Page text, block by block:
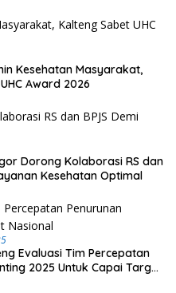
Kesehatan Masyarakat,
Award 2026
Dorong Kolaborasi RS dan
Kesehatan Optimal
Evaluasi Tim Percepatan
2025 Untuk Capai Target